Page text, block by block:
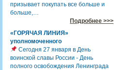
призывает покупать все больше и
больше,…
Подробнее >>>
«ГОРЯЧАЯ ЛИНИЯ»
уполномоченного
Сегодня 27 января в День
воинской славы России - День
полного освобождения Ленинграда